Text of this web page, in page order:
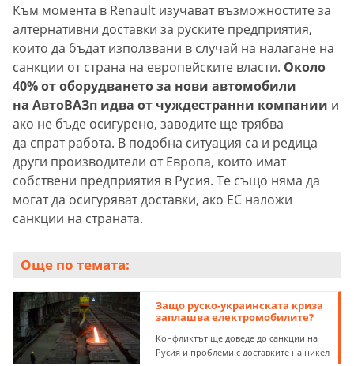
Към момента в Renault изучават възможностите за
алтернативни доставки за руските предприятия,
които да бъдат използвани в случай на налагане на
санкции от страна на европейските власти. Около
40% от оборудването за нови автомобили
на АвтоВАЗп идва от чуждестранни компании и
ако не бъде осигурено, заводите ще трябва
да спрат работа. В подобна ситуация са и редица
други производители от Европа, които имат
собствени предприятия в Русия. Те също няма да
могат да осигуряват доставки, ако ЕС наложи
санкции на страната.
Още по темата:
Защо руско-украинската криза
заплашва електромобилите?
Конфликтът ще доведе до санкции на
Русия и проблеми с доставките на никел